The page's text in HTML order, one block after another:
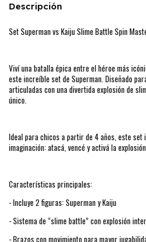
Descripción
Set Superman vs Kaiju Slime Battle Spin
Viví una batalla épica entre el héroe más
este increíble set de Superman. Diseñado
articuladas con una divertida explosión de
único.
Ideal para chicos a partir de 4 años, este
imaginación: atacá, vencé y activá la
Características principales:
- Incluye 2 figuras: Superman y Kaiju
- Sistema de “slime battle” con explosión
- Brazos con movimiento para mayor